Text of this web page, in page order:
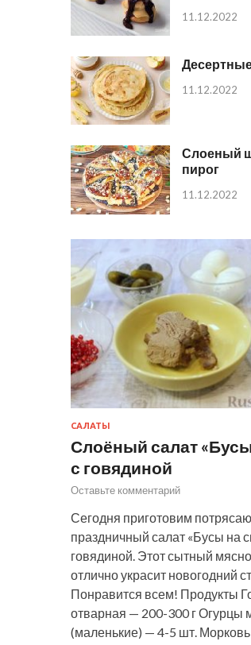
11.12.2022
11.12.2022
Слоеный
пирог
11.12.2022
САЛАТЫ
Слоёный салат «Бусы
с говядиной
Оставьте комментарий
Сегодня приготовим
праздничный салат «Бусы на
говядиной. Этот сытный
отлично украсит новогодний
Понравится всем! Продукты
отварная — 200-300 г Огурцы
(маленькие) — 4-5 шт.